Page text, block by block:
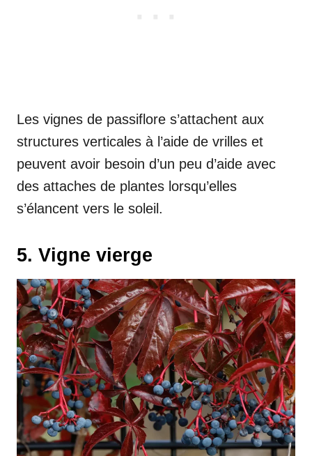
Les vignes de passiflore s’attachent aux
structures verticales à l’aide de vrilles et
peuvent avoir besoin d’un peu d’aide avec
des attaches de plantes lorsqu’elles
s’élancent vers le soleil.
5. Vigne vierge